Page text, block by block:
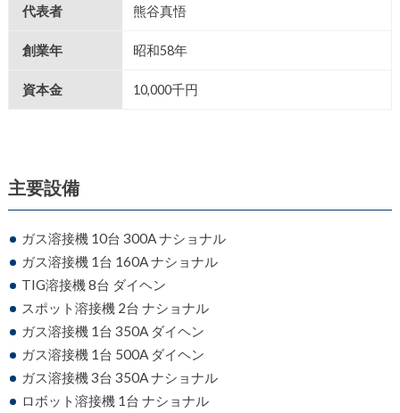
代表者 熊谷真悟
創業年 昭和58年
資本金 10,000千円
主要設備
ガス溶接機 10台 300A ナショナル
ガス溶接機 1台 160A ナショナル
TIG溶接機 8台 ダイヘン
スポット溶接機 2台 ナショナル
ガス溶接機 1台 350A ダイヘン
ガス溶接機 1台 500A ダイヘン
ガス溶接機 3台 350A ナショナル
ロボット溶接機 1台 ナショナル